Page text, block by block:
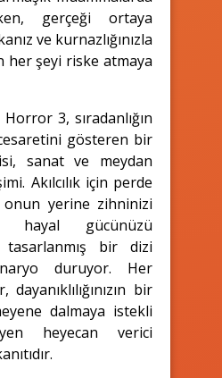
gerçeği ortaya
ve kurnazlığınızla
her şeyi riske atmaya
3, sıradanlığın
gösteren bir
sanat ve meydan
Akılcılık için perde
onun yerine zihninizi
hayal gücünüzü
bir dizi
duruyor. Her
bir
dalmaya istekli
heyecan verici